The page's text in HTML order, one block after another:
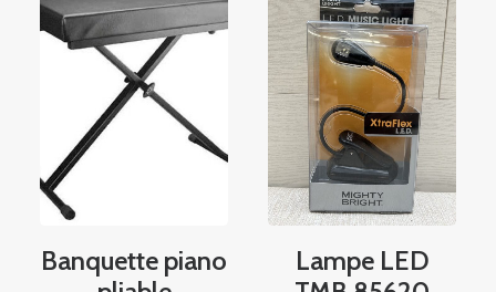
Banquette piano
Lampe LED